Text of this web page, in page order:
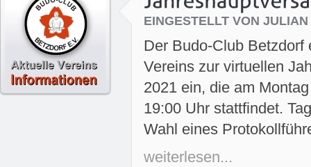
EINGESTELLT VON
Der Budo-Club Betzdorf
Vereins zur virtuellen
2021 ein, die am
19:00 Uhr stattfindet.
Wahl eines
weiterlesen...